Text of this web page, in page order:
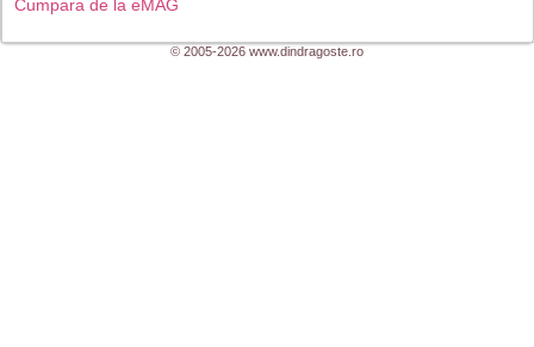
Cumpara de la eMAG
© 2005-2026 www.dindragoste.ro